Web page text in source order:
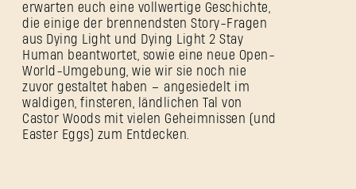
erwarten euch eine vollwertige Geschichte,
die einige der brennendsten Story-Fragen
aus Dying Light und Dying Light 2 Stay
Human beantwortet, sowie eine neue Open-
World-Umgebung, wie wir sie noch nie
zuvor gestaltet haben – angesiedelt im
waldigen, finsteren, ländlichen Tal von
Castor Woods mit vielen Geheimnissen (und
Easter Eggs) zum Entdecken.